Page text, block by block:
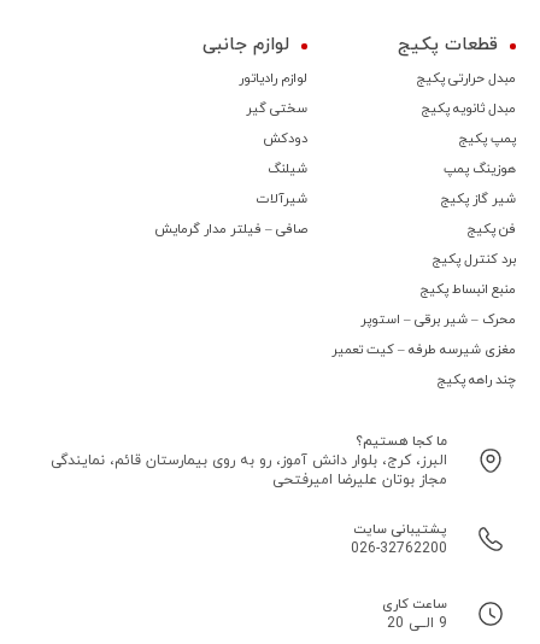
قطعات پکیج
مبدل حرارتی پکیج
مبدل ثانویه پکیج
پمپ پکیج
هوزینگ پمپ
شیر گاز پکیج
فن پکیج
برد کنترل پکیج
منبع انبساط پکیج
محرک – شیر برقی – استوپر
مغزی شیرسه طرفه – کیت تعمیر
چند راهه پکیج
لوازم جانبی
لوازم رادیاتور
سختی گیر
دودکش
شیلنگ
شیرآلات
صافی – فیلتر مدار گرمایش
ما کجا هستیم؟
البرز، کرج، بلوار دانش آموز، رو به روی بیمارستان قائم، نمایندگی
مجاز بوتان علیرضا امیرفتحی
پشتیبانی سایت
026-32762200
ساعت کاری
9 الــی 20